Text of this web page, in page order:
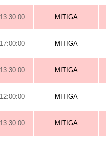
13:30:00 MITIGA
17:00:00 MITIGA
13:30:00 MITIGA
12:00:00 MITIGA
13:30:00 MITIGA